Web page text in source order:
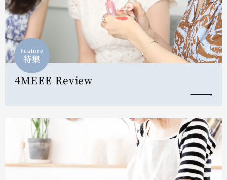
Feature
特集
4MEEE Review